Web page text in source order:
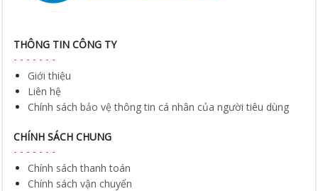
THÔNG TIN CÔNG TY
Giới thiệu
Liên hệ
Chính sách bảo vệ thông tin cá nhân của người tiêu dùng
CHÍNH SÁCH CHUNG
Chính sách thanh toán
Chính sách vận chuyển